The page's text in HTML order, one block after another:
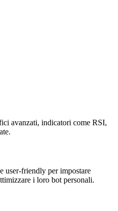
avanzati, indicatori come RSI,
user-friendly per impostare
i loro bot personali.